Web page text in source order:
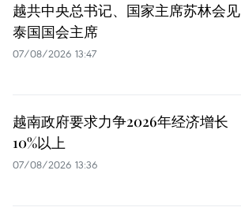
越共中央总书记、国家主席苏林会见
泰国国会主席
07/08/2026 13:47
越南政府要求力争2026年经济增长
10%以上
07/08/2026 13:36